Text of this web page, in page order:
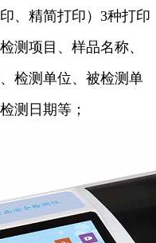
、精简打印）3种打印
测项目、样品名称、
检测单位、被检测单
测日期等；